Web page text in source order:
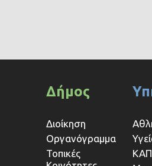
Δήμος
Διοίκηση
Οργανόγραμμα
Τοπικές